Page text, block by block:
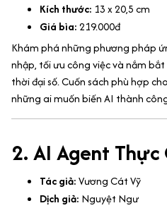
Kích thước: 13 x 20,5 cm
Giá bìa:219.000đ
Khám phá những phương pháp
nhập, tối ưu công việc và nắm
thời đại số. Cuốn sách phù hợp
những ai muốn biến AI thành
2. AI Agent Thực
Tác giả:Vương Cát Vỹ
Dịch giả: Nguyệt Ngư